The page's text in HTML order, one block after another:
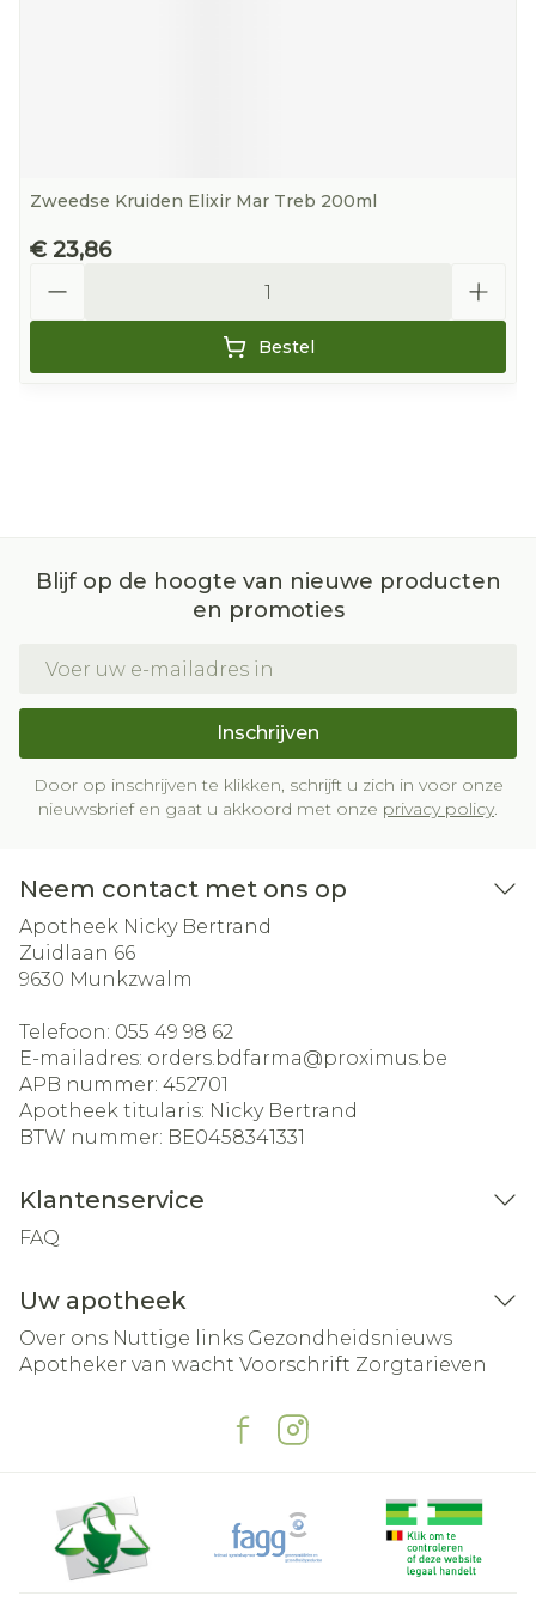
Zweedse Kruiden Elixir Mar Treb 200ml
€ 23,86
Bestel
Blijf op de hoogte van nieuwe producten
en promoties
Inschrijven
Door op inschrijven te klikken, schrijft u zich in voor onze
nieuwsbrief en gaat u akkoord met onze privacy policy.
Neem contact met ons op
Apotheek Nicky Bertrand
Zuidlaan 66
9630 Munkzwalm
Telefoon: 055 49 98 62
E-mailadres: orders.bdfarma@proximus.be
APB nummer: 452701
Apotheek titularis: Nicky Bertrand
BTW nummer: BE0458341331
Klantenservice
FAQ
Uw apotheek
Over ons Nuttige links Gezondheidsnieuws
Apotheker van wacht Voorschrift Zorgtarieven